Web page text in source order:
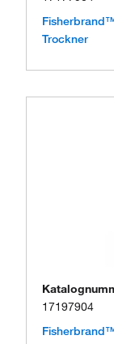
Trockner
17197904